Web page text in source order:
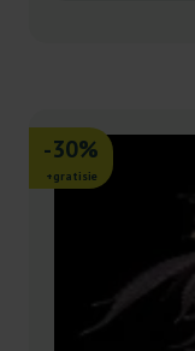
-30%
+gratisie